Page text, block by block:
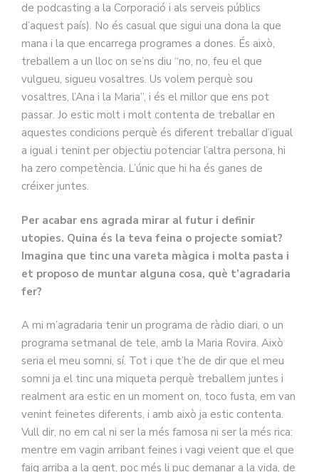
de podcasting a la Corporació i als serveis públics
d’aquest país). No és casual que sigui una dona la que
mana i la que encarrega programes a dones. És això,
treballem a un lloc on se’ns diu “no, no, feu el que
vulgueu, sigueu vosaltres. Us volem perquè sou
vosaltres, l’Ana i la Maria”, i és el millor que ens pot
passar. Jo estic molt i molt contenta de treballar en
aquestes condicions perquè és diferent treballar d’igual
a igual i tenint per objectiu potenciar l’altra persona, hi
ha zero competència. L’únic que hi ha és ganes de
créixer juntes.
Per acabar ens agrada mirar al futur i definir
utopies. Quina és la teva feina o projecte somiat?
Imagina que tinc una vareta màgica i molta pasta i
et proposo de muntar alguna cosa, què t’agradaria
fer?
A mi m’agradaria tenir un programa de ràdio diari, o un
programa setmanal de tele, amb la Maria Rovira. Això
seria el meu somni, sí. Tot i que t’he de dir que el meu
somni ja el tinc una miqueta perquè treballem juntes i
realment ara estic en un moment on, toco fusta, em van
venint feinetes diferents, i amb això ja estic contenta.
Vull dir, no em cal ni ser la més famosa ni ser la més rica:
mentre em vagin arribant feines i vagi veient que el que
faig arriba a la gent, poc més li puc demanar a la vida, de